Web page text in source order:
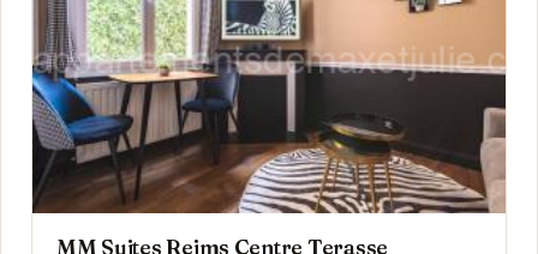
MM Suites Reims Centre Terasse